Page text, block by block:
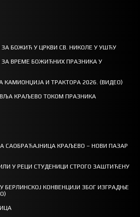
БОЖИЋ У ЦРКВИ СВ. НИКОЛЕ У УШЋУ
ВРЕМЕ БОЖИЋНИХ ПРАЗНИКА У
И ТРАКТОРА 2026. (ВИДЕО)
КРАЉЕВО ТОКОМ ПРАЗНИКА
САОБРАЋАЈНИЦА КРАЉЕВО – НОВИ ПАЗАР
У РЕЦИ СТУДЕНИЦИ СТРОГО ЗАШТИЋЕНУ
БЕРЛИНСКОЈ КОНВЕНЦИЈИ ЗБОГ ИЗГРАДЊЕ